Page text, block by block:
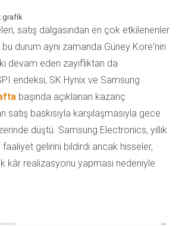
grafik
satış dalgasından en çok etkilenenler
bu durum aynı zamanda Güney Kore'nin
devam eden zayıflıktan da
endeksi, SK Hynix ve Samsung
başında açıklanan kazanç
satış baskısıyla karşılaşmasıyla gece
düştü. Samsung Electronics, yıllık
gelirini bildirdi ancak hisseler,
kâr realizasyonu yapması nedeniyle